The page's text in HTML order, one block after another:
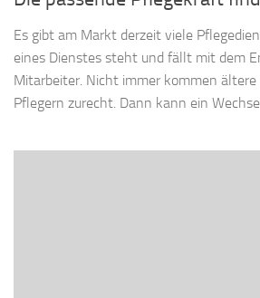
Es gibt am Markt derzeit viele
eines Dienstes steht und fällt mit dem
Mitarbeiter. Nicht immer kommen
Pflegern zurecht. Dann kann ein